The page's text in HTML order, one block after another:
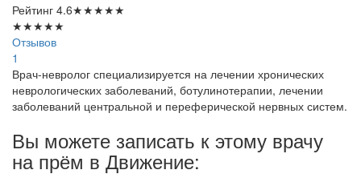
Рейтинг 4.6★★★★★
★★★★★
Отзывов
1
Врач-невролог специализируется на лечении хронических
неврологических заболеваний, ботулинотерапии, лечении
заболеваний центральной и переферической нервных систем.
Вы можете записать к этому врачу
на прём в Движение: